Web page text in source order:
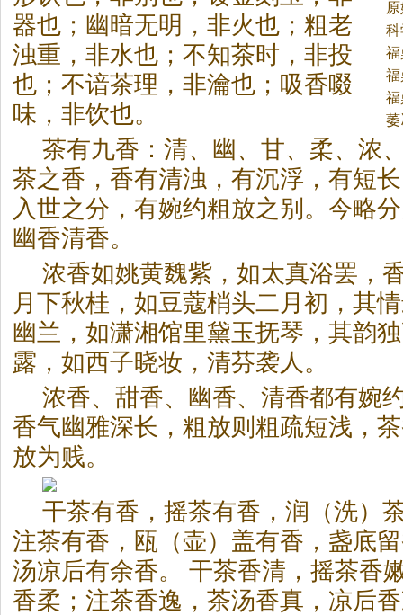
器也；幽暗无明，非火也；粗老
浊重，非水也；不知茶时，非投
也；不谙茶理，非瀹也；吸香啜
味，非饮也。
茶有九香：清、幽、甘、柔、浓
茶之香，香有清浊，有沉浮，有短
入世之分，有婉约粗放之别。今略
幽香清香。
浓香如姚黄魏紫，如太真浴罢，
月下秋桂，如豆蔻梢头二月初，其
幽兰，如潇湘馆里黛玉抚琴，其韵
露，如西子晓妆，清芬袭人。
浓香、甜香、幽香、清香都有婉
香气幽雅深长，粗放则粗疏短浅，
放为贱。
干茶有香，摇茶有香，润（洗）
注茶有香，瓯（壶）盖有香，盏底
汤凉后有余香。 干茶香清，摇茶香
香柔；注茶香逸，茶汤香真，凉后